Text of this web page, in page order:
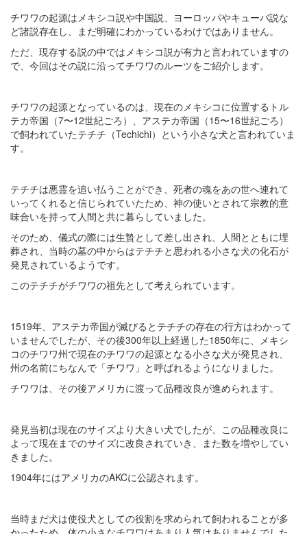
チワワの起源はメキシコ説や中国説、ヨーロッパやキューバ説な
ど諸説存在し、まだ明確にわかっているわけではありません。
ただ、現存する説の中ではメキシコ説が有力と言われていますの
で、今回はその説に沿ってチワワのルーツをご紹介します。
チワワの起源となっているのは、現在のメキシコに位置するトル
テカ帝国（7〜12世紀ごろ）、アステカ帝国（15〜16世紀ごろ）
で飼われていたテチチ（Techichi）という小さな犬と言われていま
す。
テチチは悪霊を追い払うことができ、死者の魂をあの世へ連れて
いってくれると信じられていたため、神の使いとされて宗教的意
味合いを持って人間と共に暮らしていました。
そのため、儀式の際には生贄として差し出され、人間とともに埋
葬され、当時の墓の中からはテチチと思われる小さな犬の化石が
発見されているようです。
このテチチがチワワの祖先として考えられています。
1519年、アステカ帝国が滅びるとテチチの存在の行方はわかって
いませんでしたが、その後300年以上経過した1850年に、メキシ
コのチワワ州で現在のチワワの起源となる小さな犬が発見され、
州の名前にちなんで「チワワ」と呼ばれるようになりました。
チワワは、その後アメリカに渡って品種改良が進められます。
発見当初は現在のサイズより大きい犬でしたが、この品種改良に
よって現在までのサイズに改良されていき、また数を増やしてい
きました。
1904年にはアメリカのAKCに公認されます。
当時まだ犬は使役犬としての役割を求められて飼われることが多